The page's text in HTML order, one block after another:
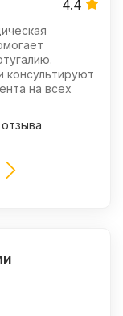
4.4
консультируют
на всех